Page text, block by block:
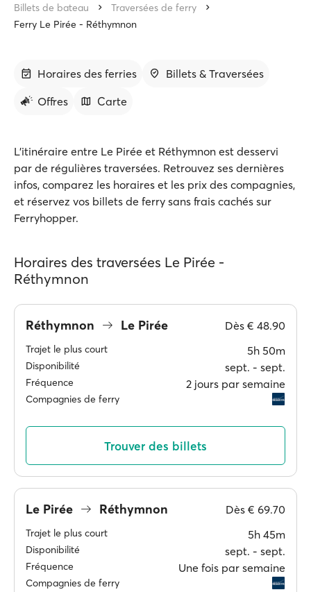
Billets de bateau
Traversées de ferry
Ferry Le Pirée - Réthymnon
Horaires des ferries
Billets & Traversées
Offres
Carte
L'itinéraire entre Le Pirée et Réthymnon est desservi
par de régulières traversées. Retrouvez ses dernières
infos, comparez les horaires et les prix des compagnies,
et réservez vos billets de ferry sans frais cachés sur
Ferryhopper.
Horaires des traversées Le Pirée -
Réthymnon
Réthymnon Le Pirée Dès € 48.90
Trajet le plus court 5h 50m
Disponibilité sept. ‐ sept.
Fréquence 2 jours par semaine
Compagnies de ferry
Trouver des billets
Le Pirée Réthymnon Dès € 69.70
Trajet le plus court 5h 45m
Disponibilité sept. ‐ sept.
Fréquence Une fois par semaine
Compagnies de ferry